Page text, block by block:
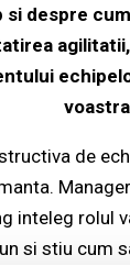
si despre
voastra
de
inteleg rolul
si stiu cum